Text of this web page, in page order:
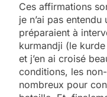
Ces affirmations
je n’ai pas
préparaient à
kurmandji (le
et j’en ai croisé
conditions, les
nombreux pour